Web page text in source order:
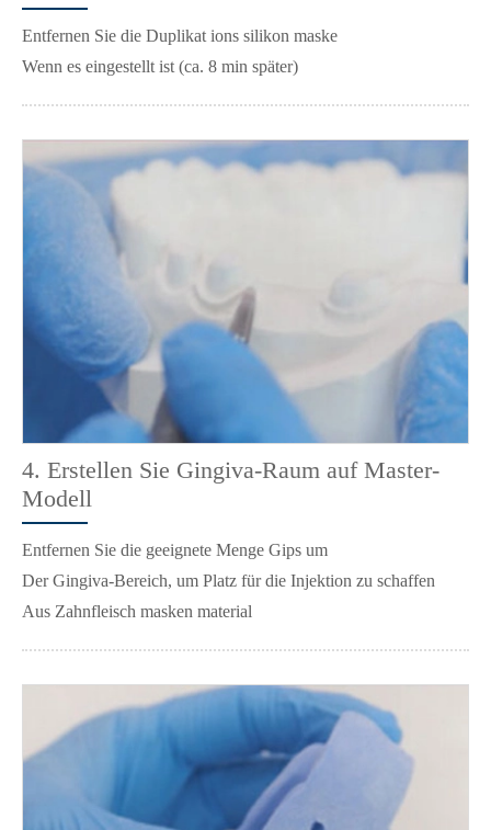
Entfernen Sie die Duplikat ions silikon maske
Wenn es eingestellt ist (ca. 8 min später)
4. Erstellen Sie Gingiva-Raum auf Master-
Modell
Entfernen Sie die geeignete Menge Gips um
Der Gingiva-Bereich, um Platz für die Injektion zu schaffen
Aus Zahnfleisch masken material